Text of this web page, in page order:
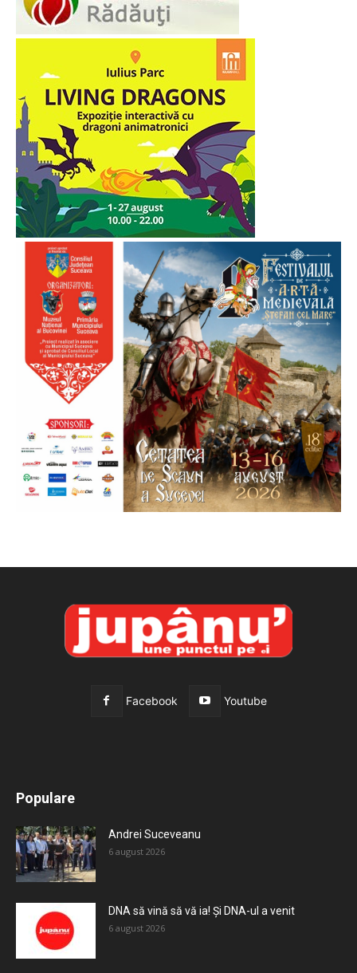
Facebook Youtube
Populare
Andrei Suceveanu
6 august 2026
DNA să vină să vă ia! Și DNA-ul a venit
6 august 2026